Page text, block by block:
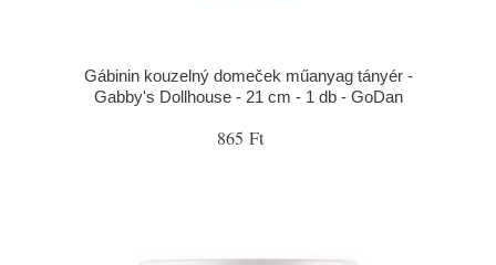
Gábinin kouzelný domeček műanyag tányér -
Gabby's Dollhouse - 21 cm - 1 db - GoDan
865 Ft